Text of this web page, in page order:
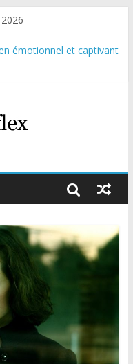
émotionnel et captivant
suédoise sur Netflix
film érotique devenu
avec Takeru Satō
les fans de